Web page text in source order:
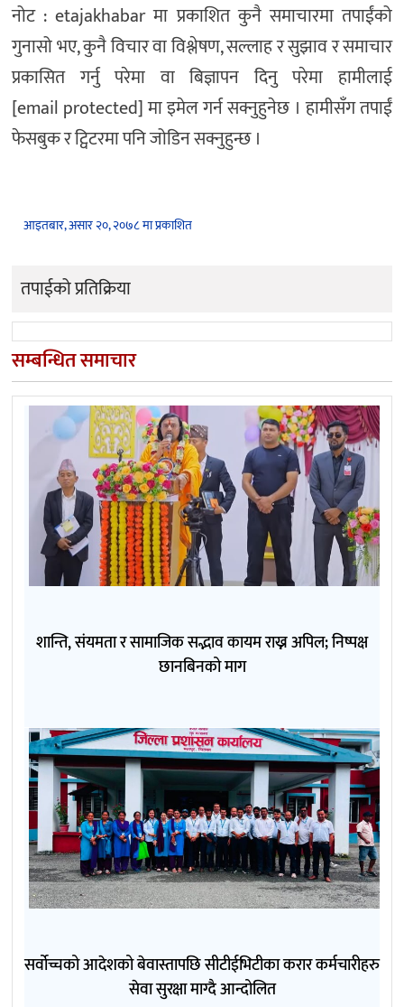
नोट : etajakhabar मा प्रकाशित कुनै समाचारमा तपाईंको
गुनासो भए, कुनै विचार वा विश्लेषण, सल्लाह र सुझाव र समाचार
प्रकासित गर्नु परेमा वा बिज्ञापन दिनु परेमा हामीलाई
[email protected] मा इमेल गर्न सक्नुहुनेछ । हामीसँग तपाईं
फेसबुक र ट्विटरमा पनि जोडिन सक्नुहुन्छ ।
आइतबार, असार २०, २०७८ मा प्रकाशित
तपाईको प्रतिक्रिया
सम्बन्धित समाचार
शान्ति, संयमता र सामाजिक सद्भाव कायम राख्न अपिल; निष्पक्ष
छानबिनको माग
सर्वोच्चको आदेशको बेवास्तापछि सीटीईभिटीका करार कर्मचारीहरु
सेवा सुरक्षा माग्दै आन्दोलित